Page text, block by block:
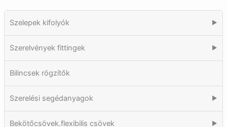
Szelepek kifolyók ▶
Szerelvények fittingek ▶
Bilincsek rögzítők
Szerelési segédanyagok ▶
Bekötőcsövek.flexibilis csövek ▶